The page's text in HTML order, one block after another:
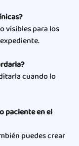
visibles para los
cuando lo
paciente en el
puedes crear